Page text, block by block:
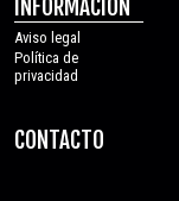
INFORMACIÓN
Aviso legal
Política de
privacidad
CONTACTO